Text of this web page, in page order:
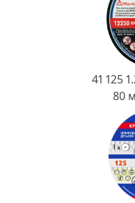
Огнеупорная SiC
41 125
80